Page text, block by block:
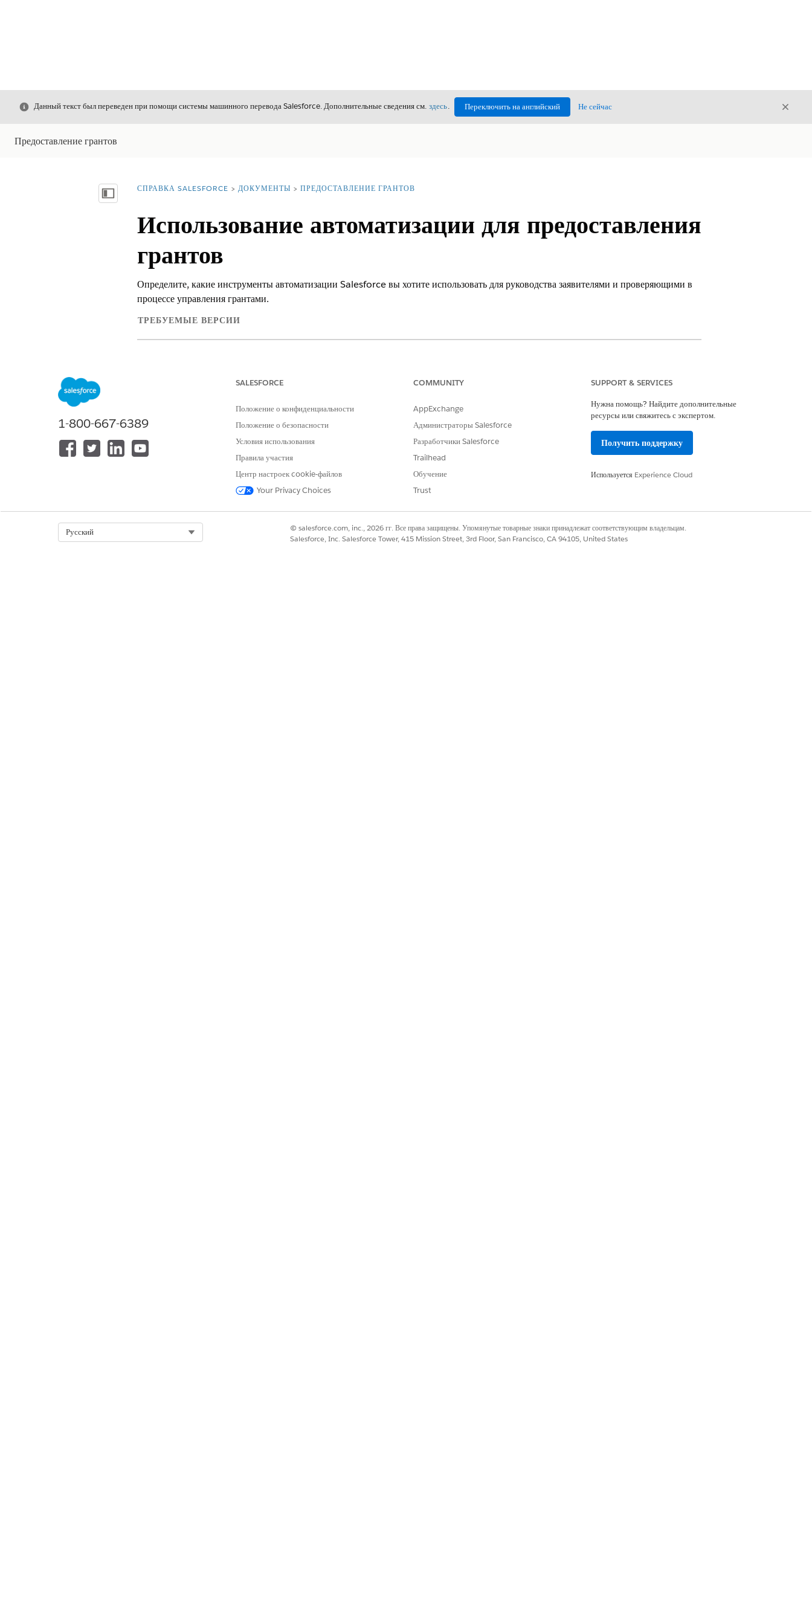
Закрыть
Данный текст был переведен при помощи системы машинного перевода Salesforce. Дополнительные сведения см. здесь. Переключить на английский Не сейчас
Предоставление грантов
Показать содержание
Вы находитесь здесь:
СПРАВКА SALESFORCE ДОКУМЕНТЫ ПРЕДОСТАВЛЕНИЕ ГРАНТОВ
Использование автоматизации для предоставления
грантов
Определите, какие инструменты автоматизации Salesforce вы хотите использовать для руководства заявителями и проверяющими в
процессе управления грантами.
ТРЕБУЕМЫЕ ВЕРСИИ
последовательных процессов утверждения и управление проверками заявок. Лицензия предоставления грантов содержит Flow
Builder и Omnistudio. Определите наиболее подходящий инструмент в разделе «Автоматизация бизнес-процессов
ПРИМЕЧАНИЕРекомендуем совместно с обученным партнером-консультантом Salesforce настроить автоматизацию в соответствии с
вашими потребностями. Обратитесь к менеджеру по работе с клиентами, чтобы узнать больше о партнерах, имеющих опыт использования
автоматизации Salesforce.
для вопросов, в зависимости от ответа заявителя на предыдущий вопрос. Потом используйте Flow Builder для автоматического
1-800-667-6389
SALESFORCE
Положение о конфиденциальности
Положение о безопасности
Условия использования
Правила участия
Центр настроек cookie-файлов
Your Privacy Choices
COMMUNITY
AppExchange
Администраторы Salesforce
Разработчики Salesforce
Trailhead
Обучение
Trust
SUPPORT & SERVICES
Нужна помощь? Найдите дополнительные
ресурсы или свяжитесь с экспертом.
Получить поддержку
Используется Experience Cloud
Русский
© salesforce.com, inc., 2026 гг. Все права защищены. Упомянутые товарные знаки принадлежат соответствующим владельцам.
Salesforce, Inc. Salesforce Tower, 415 Mission Street, 3rd Floor, San Francisco, CA 94105, United States